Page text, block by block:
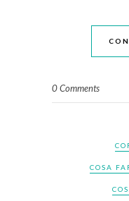
0 Comments
COSA